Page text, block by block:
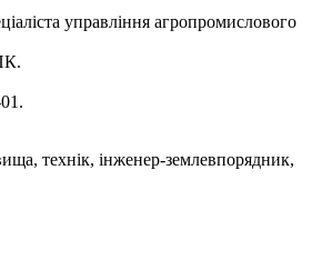
управління агропромислового
технік, інженер-землевпорядник,